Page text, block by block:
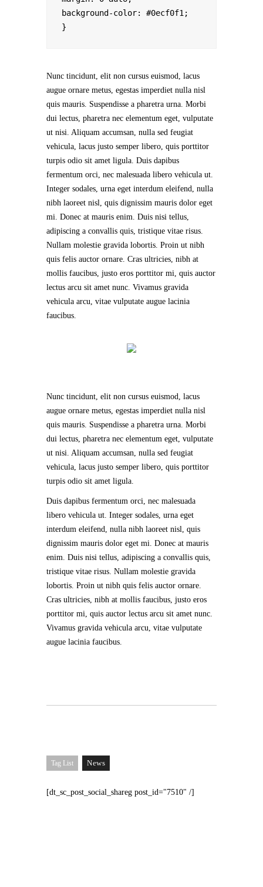
background-color: #0ecf0f1;
Nunc tincidunt, elit non cursus euismod, lacus
augue ornare metus, egestas imperdiet nulla nisl
quis mauris. Suspendisse a pharetra urna. Morbi
dui lectus, pharetra nec elementum eget, vulputate
ut nisi. Aliquam accumsan, nulla sed feugiat
vehicula, lacus justo semper libero, quis porttitor
turpis odio sit amet ligula. Duis dapibus
fermentum orci, nec malesuada libero vehicula ut.
Integer sodales, urna eget interdum eleifend, nulla
nibh laoreet nisl, quis dignissim mauris dolor eget
mi. Donec at mauris enim. Duis nisi tellus,
adipiscing a convallis quis, tristique vitae risus.
Nullam molestie gravida lobortis. Proin ut nibh
quis felis auctor ornare. Cras ultricies, nibh at
mollis faucibus, justo eros porttitor mi, quis auctor
lectus arcu sit amet nunc. Vivamus gravida
vehicula arcu, vitae vulputate augue lacinia
faucibus.
Nunc tincidunt, elit non cursus euismod, lacus
augue ornare metus, egestas imperdiet nulla nisl
quis mauris. Suspendisse a pharetra urna. Morbi
dui lectus, pharetra nec elementum eget, vulputate
ut nisi. Aliquam accumsan, nulla sed feugiat
vehicula, lacus justo semper libero, quis porttitor
turpis odio sit amet ligula.
Duis dapibus fermentum orci, nec malesuada
libero vehicula ut. Integer sodales, urna eget
interdum eleifend, nulla nibh laoreet nisl, quis
dignissim mauris dolor eget mi. Donec at mauris
enim. Duis nisi tellus, adipiscing a convallis quis,
tristique vitae risus. Nullam molestie gravida
lobortis. Proin ut nibh quis felis auctor ornare.
Cras ultricies, nibh at mollis faucibus, justo eros
porttitor mi, quis auctor lectus arcu sit amet nunc.
Vivamus gravida vehicula arcu, vitae vulputate
augue lacinia faucibus.
Tag List News
[dt_sc_post_social_shareg post_id="7510" /]